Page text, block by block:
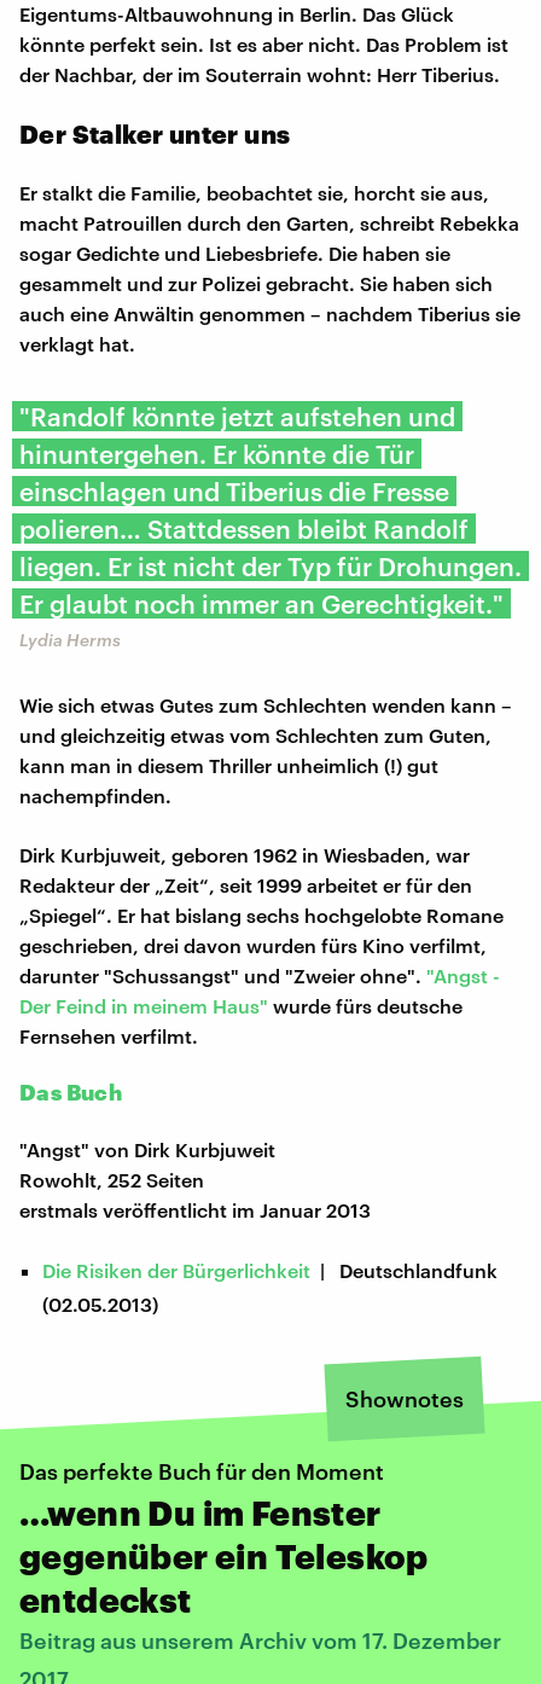
Eigentums-Altbauwohnung in Berlin. Das Glück
könnte perfekt sein. Ist es aber nicht. Das Problem ist
der Nachbar, der im Souterrain wohnt: Herr Tiberius.
Der Stalker unter uns
Er stalkt die Familie, beobachtet sie, horcht sie aus,
macht Patrouillen durch den Garten, schreibt Rebekka
sogar Gedichte und Liebesbriefe. Die haben sie
gesammelt und zur Polizei gebracht. Sie haben sich
auch eine Anwältin genommen – nachdem Tiberius sie
verklagt hat.
"Randolf könnte jetzt aufstehen und
hinuntergehen. Er könnte die Tür
einschlagen und Tiberius die Fresse
polieren… Stattdessen bleibt Randolf
liegen. Er ist nicht der Typ für Drohungen.
Er glaubt noch immer an Gerechtigkeit."
Lydia Herms
Wie sich etwas Gutes zum Schlechten wenden kann –
und gleichzeitig etwas vom Schlechten zum Guten,
kann man in diesem Thriller unheimlich (!) gut
nachempfinden.
Dirk Kurbjuweit, geboren 1962 in Wiesbaden, war
Redakteur der „Zeit“, seit 1999 arbeitet er für den
„Spiegel“. Er hat bislang sechs hochgelobte Romane
geschrieben, drei davon wurden fürs Kino verfilmt,
darunter "Schussangst" und "Zweier ohne". "Angst -
Der Feind in meinem Haus" wurde fürs deutsche
Fernsehen verfilmt.
Das Buch
"Angst" von Dirk Kurbjuweit
Rowohlt, 252 Seiten
erstmals veröffentlicht im Januar 2013
Die Risiken der Bürgerlichkeit | Deutschlandfunk
(02.05.2013)
Shownotes
Das perfekte Buch für den Moment
…wenn Du im Fenster
gegenüber ein Teleskop
entdeckst
Beitrag aus unserem Archiv vom 17. Dezember